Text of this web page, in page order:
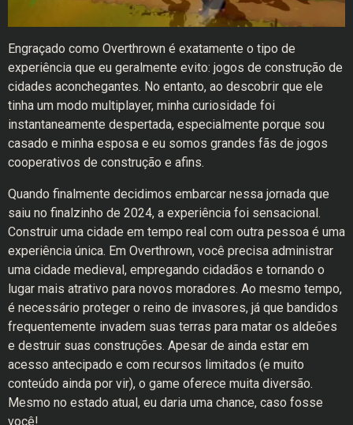
Engraçado como Overthrown é exatamente o tipo de
experiência que eu geralmente evito: jogos de construção de
cidades aconchegantes. No entanto, ao descobrir que ele
tinha um modo multiplayer, minha curiosidade foi
instantaneamente despertada, especialmente porque sou
casado e minha esposa e eu somos grandes fãs de jogos
cooperativos de construção e afins.
Quando finalmente decidimos embarcar nessa jornada que
saiu no finalzinho de 2024, a experiência foi sensacional.
Construir uma cidade em tempo real com outra pessoa é uma
experiência única. Em Overthrown, você precisa administrar
uma cidade medieval, empregando cidadãos e tornando o
lugar mais atrativo para novos moradores. Ao mesmo tempo,
é necessário proteger o reino de invasores, já que bandidos
frequentemente invadem suas terras para matar os aldeões
e destruir suas construções. Apesar de ainda estar em
acesso antecipado e com recursos limitados (e muito
conteúdo ainda por vir), o game oferece muita diversão.
Mesmo no estado atual, eu daria uma chance, caso fosse
você!